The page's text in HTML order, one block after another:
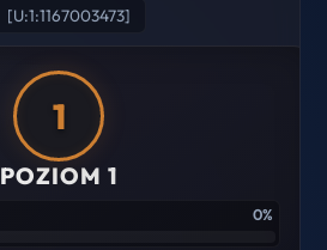
[U:1:1167003473]
1
POZIOM 1
0%